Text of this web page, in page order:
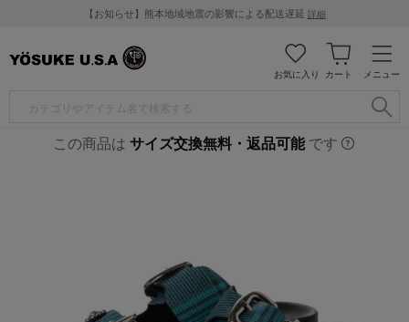
【お知らせ】熊本地域地震の影響による配送遅延 詳細
メニュー
カート
お気に入り
この商品は サイズ交換無料・返品可能です